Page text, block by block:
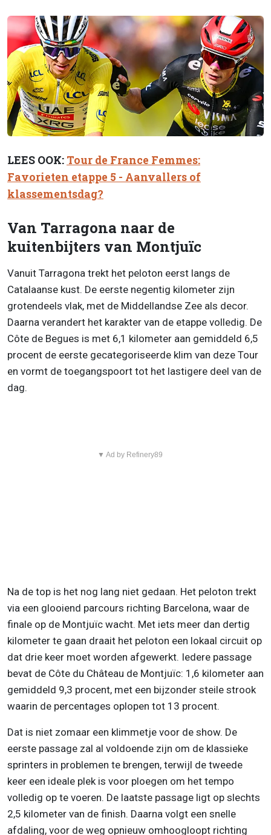
LEES OOK: Tour de France Femmes:
Favorieten etappe 5 - Aanvallers of
klassementsdag?
Van Tarragona naar de
kuitenbijters van Montjuïc
Vanuit Tarragona trekt het peloton eerst langs de
Catalaanse kust. De eerste negentig kilometer zijn
grotendeels vlak, met de Middellandse Zee als decor.
Daarna verandert het karakter van de etappe volledig. De
Côte de Begues is met 6,1 kilometer aan gemiddeld 6,5
procent de eerste gecategoriseerde klim van deze Tour
en vormt de toegangspoort tot het lastigere deel van de
dag.
▼ Ad by Refinery89
Na de top is het nog lang niet gedaan. Het peloton trekt
via een glooiend parcours richting Barcelona, waar de
finale op de Montjuïc wacht. Met iets meer dan dertig
kilometer te gaan draait het peloton een lokaal circuit op
dat drie keer moet worden afgewerkt. Iedere passage
bevat de Côte du Château de Montjuïc: 1,6 kilometer aan
gemiddeld 9,3 procent, met een bijzonder steile strook
waarin de percentages oplopen tot 13 procent.
Dat is niet zomaar een klimmetje voor de show. De
eerste passage zal al voldoende zijn om de klassieke
sprinters in problemen te brengen, terwijl de tweede
keer een ideale plek is voor ploegen om het tempo
volledig op te voeren. De laatste passage ligt op slechts
2,5 kilometer van de finish. Daarna volgt een snelle
afdaling, voor de weg opnieuw omhoogloopt richting